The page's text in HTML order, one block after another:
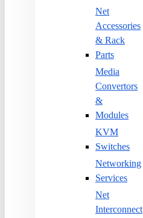
Net
Accessories
& Rack
Parts
Media
Convertors
&
Modules
KVM
Switches
Networking
Services
Net
Interconnect